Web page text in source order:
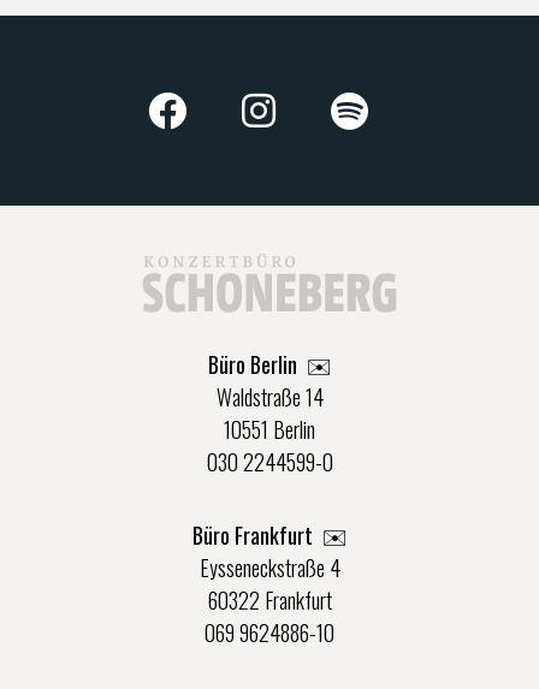
Büro Berlin ✉️
Waldstraße 14
10551 Berlin
030 2244599-0
Büro Frankfurt ✉️
Eysseneckstraße 4
60322 Frankfurt
069 9624886-10